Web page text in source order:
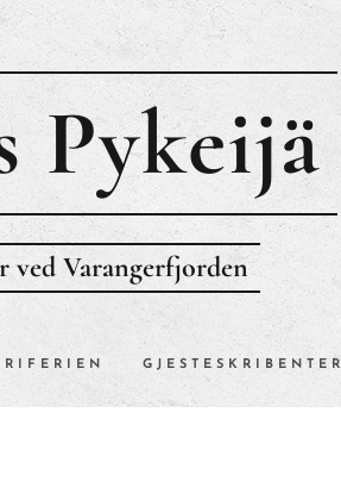
Pykeijä
Varangerfjorden
GJESTESKRIBENTER